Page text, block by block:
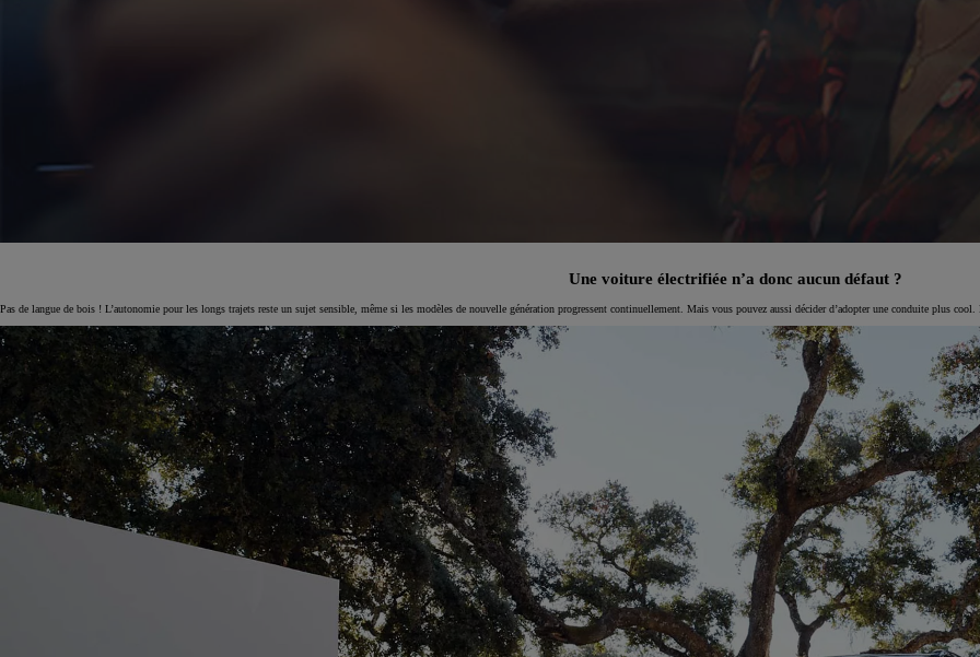
À partir de
Corolla Touring Sports
Corolla Cross
HYBRIDE
Une voiture électrifiée n’a donc aucun défaut ?
Pas de langue de bois ! L’autonomie pour les longs trajets reste un sujet sensible, même si les modèles de nouvelle génération progressent continuellement. Mais vous pouvez aussi décider d’adopter une conduite plus